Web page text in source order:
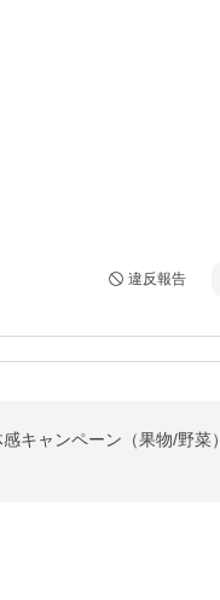
違反報告
キャンペーン（果物/野菜）